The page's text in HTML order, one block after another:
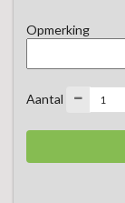
Opmerking
Aantal